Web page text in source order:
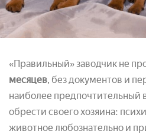
«Правильный» заводчик не
месяцев, без документов и
наиболее предпочтительный
обрести своего хозяина:
животное любознательно и